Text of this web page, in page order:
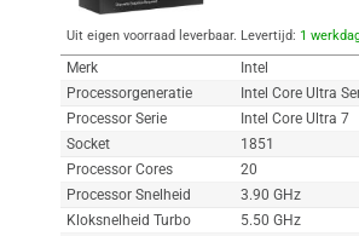
Uit eigen voorraad leverbaar. Levertijd: 1
Merk
Intel
Processorgeneratie
Intel Core Ultra
Processor Serie
Intel Core Ultra 7
Socket
1851
Processor Cores
20
Processor Snelheid
3.90 GHz
Kloksnelheid Turbo
5.50 GHz